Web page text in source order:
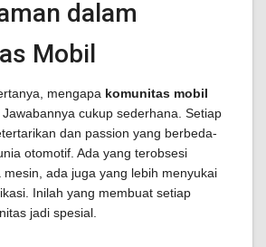
dalam
Mobil
mengapa komunitas mobil
cukup sederhana. Setiap
dan passion yang berbeda-
otomotif. Ada yang terobsesi
ada juga yang lebih menyukai
Inilah yang membuat setiap
jadi spesial.